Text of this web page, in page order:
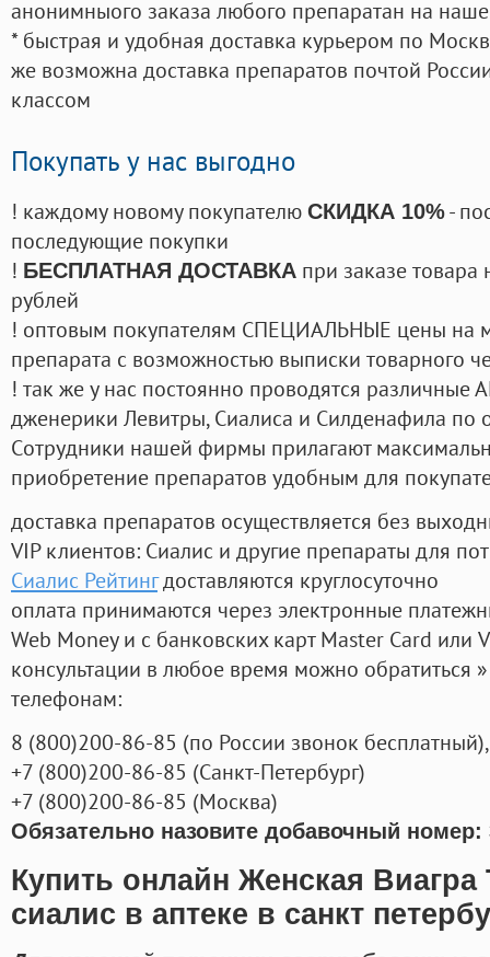
анонимныого заказа любого препаратан на
* быстрая и удобная доставка курьером по
же возможна доставка препаратов почтой
классом
Покупать у нас выгодно
! каждому новому покупателю СКИДКА 10%-
последующие покупки
! БЕСПЛАТНАЯ ДОСТАВКА при заказе
рублей
! оптовым покупателям СПЕЦИАЛЬНЫЕ цены на
препарата с возможностью выписки товарного
! так же у нас постоянно проводятся
дженерики Левитры, Сиалиса и Силденафила по
Cотрудники нашей фирмы прилагают
приобретение препаратов удобным для
доставка препаратов осуществляется без
VIP клиентов: Сиалис и другие препараты для
Сиалис Рейтингдоставляются круглосуточно
оплата принимаются через электронные
Web Money и с банковских карт Master Card или
консультации в любое время можно обратиться
телефонам:
8 (800)200-86-85 (по России звонок бесплатный),
+7 (800)200-86-85 (Санкт-Петербург)
+7 (800)200-86-85 (Москва)
Обязательно назовите добавочный номер:
Купить онлайн Женская Виагра
сиалис в аптеке в санкт